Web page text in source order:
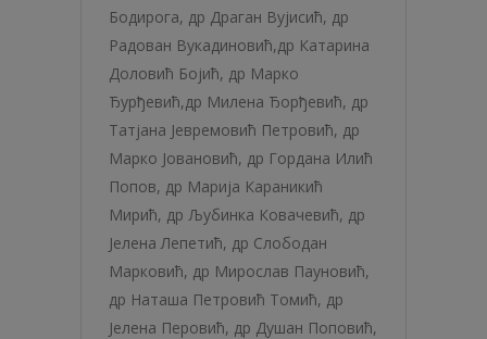
Бодирога, др Драган Вујисић, др
Радован Вукадиновић,др Катарина
Доловић Бојић, др Марко
Ђурђевић,др Милена Ђорђевић, др
Татјана Јевремовић Петровић, др
Марко Јовановић, др Гордана Илић
Попов, др Марија Караникић
Мирић, др Љубинка Ковачевић, др
Јелена Лепетић, др Слободан
Марковић, др Мирослав Пауновић,
др Наташа Петровић Томић, др
Јелена Перовић, др Душан Поповић,